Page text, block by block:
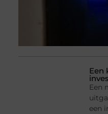
Een
Een
een